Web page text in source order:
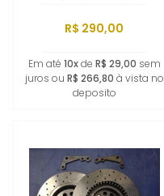
R$ 290,00
Em até 10xde R$ 29,00 sem
juros ou R$ 266,80 à vista no
deposito